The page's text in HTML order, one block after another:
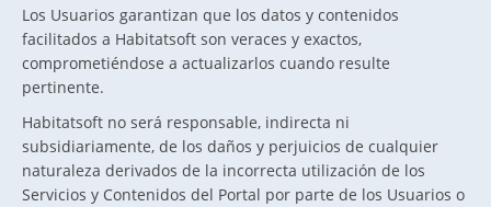
Los Usuarios garantizan que los datos y contenidos
facilitados a Habitatsoft son veraces y exactos,
comprometiéndose a actualizarlos cuando resulte
pertinente.
Habitatsoft no será responsable, indirecta ni
subsidiariamente, de los daños y perjuicios de cualquier
naturaleza derivados de la incorrecta utilización de los
Servicios y Contenidos del Portal por parte de los Usuarios o